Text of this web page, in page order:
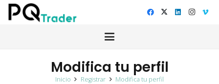
Modifica tu perfil
Inicio Registrar Modifica tu perfil